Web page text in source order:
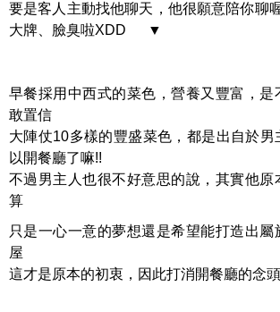
要是客人主動找他聊天，他很願意陪你聊
大牌、臉臭啦XDD ▼
早餐採用中西式的菜色，營養又豐富，是
敢置信
大陣仗10多樣的豐盛菜色，都是出自於男
以開餐廳了嘛!!
不過男主人也很不好意思的說，其實他原
算
只是一心一意的夢想還是希望能打造出屬
屋
這才是原本的初衷，因此打消開餐廳的